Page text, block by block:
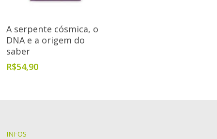
Adicionar Ao Carrinho
A serpente cósmica, o
DNA e a origem do
saber
R$54,90
INFOS